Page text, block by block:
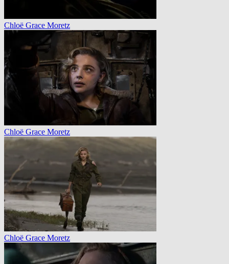
Chloë Grace Moretz
Chloë Grace Moretz
Chloë Grace Moretz